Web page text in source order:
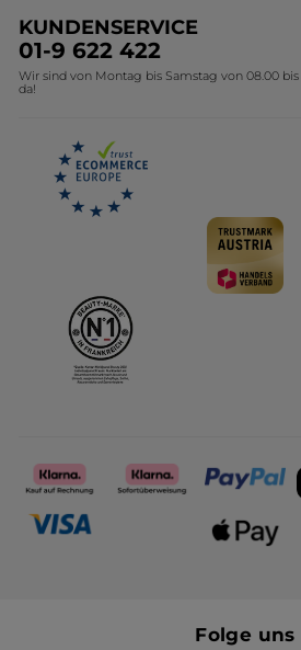
Geschenkideen Yves Rocher
Kollektion Monoi Yves Rocher
Umweltstiftung YR
Affiliate Programm
KUNDENSERVICE
01-9 622 422
Wir sind von Montag bis Samstag von 08.00
da!
Folge uns